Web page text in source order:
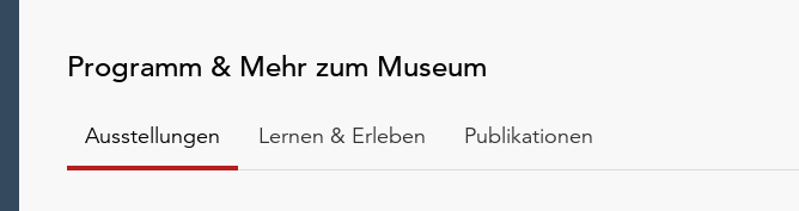
Programm & Mehr zum Museum
Ausstellungen Lernen & Erleben Publikationen